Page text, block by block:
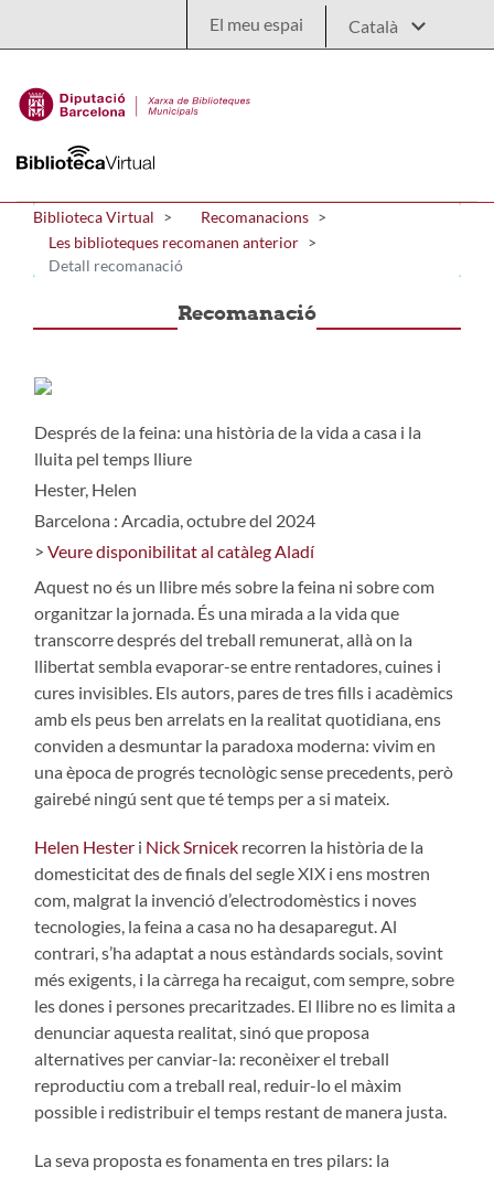
El meu espai
Biblioteca Virtual
Recomanacions
Les biblioteques recomanen anterior
Detall recomanació
Recomanació
Després de la feina: una història de la vida a casa i la
lluita pel temps lliure
Hester, Helen
Barcelona : Arcadia, octubre del 2024
> Veure disponibilitat al catàleg Aladí
Aquest no és un llibre més sobre la feina ni sobre com
organitzar la jornada. És una mirada a la vida que
transcorre després del treball remunerat, allà on la
llibertat sembla evaporar-se entre rentadores, cuines i
cures invisibles. Els autors, pares de tres fills i acadèmics
amb els peus ben arrelats en la realitat quotidiana, ens
conviden a desmuntar la paradoxa moderna: vivim en
una època de progrés tecnològic sense precedents, però
gairebé ningú sent que té temps per a si mateix.
Helen Hester i Nick Srnicek recorren la història de la
domesticitat des de finals del segle XIX i ens mostren
com, malgrat la invenció d’electrodomèstics i noves
tecnologies, la feina a casa no ha desaparegut. Al
contrari, s’ha adaptat a nous estàndards socials, sovint
més exigents, i la càrrega ha recaigut, com sempre, sobre
les dones i persones precaritzades. El llibre no es limita a
denunciar aquesta realitat, sinó que proposa
alternatives per canviar-la: reconèixer el treball
reproductiu com a treball real, reduir-lo el màxim
possible i redistribuir el temps restant de manera justa.
La seva proposta es fonamenta en tres pilars: la